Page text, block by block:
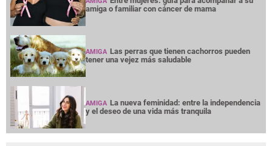
amiga o familiar con cáncer de mama
AMIGA Las perras que tienen cachorros pueden
tener una vejez más saludable
AMIGA La nueva feminidad: entre la independencia
y el deseo de una vida más tranquila